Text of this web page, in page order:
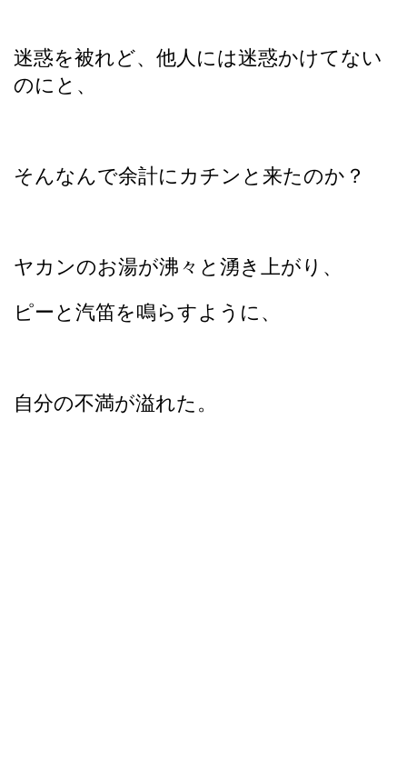
迷惑を被れど、他人には迷惑かけてない
のにと、
そんなんで余計にカチンと来たのか？
ヤカンのお湯が沸々と湧き上がり、
ピーと汽笛を鳴らすように、
自分の不満が溢れた。